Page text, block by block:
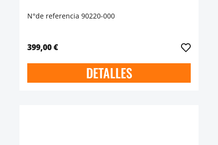
N°de referencia 90220-000
399,00 €
DETALLES